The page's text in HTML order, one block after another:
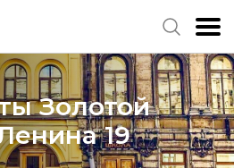
Золотой
19